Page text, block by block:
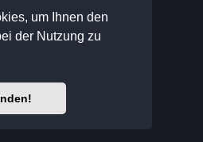
um Ihnen den
der Nutzung zu
durchphpBB.de
Nutzungsbedingungen